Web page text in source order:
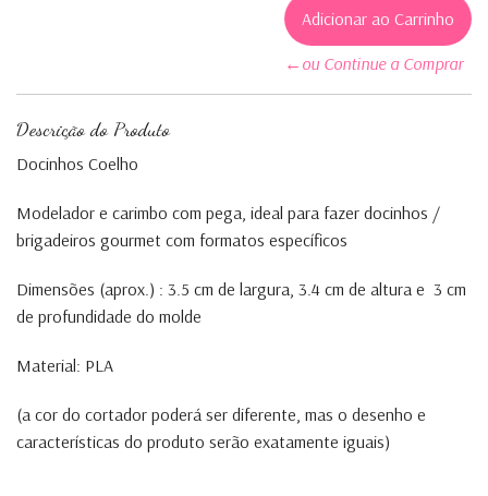
←ou Continue a Comprar
Descrição do Produto
Docinhos Coelho
Modelador e carimbo com pega, ideal para fazer docinhos /
brigadeiros gourmet com formatos específicos
Dimensões (aprox.) : 3.5 cm de largura, 3.4 cm de altura e 3 cm
de profundidade do molde
Material: PLA
(a cor do cortador poderá ser diferente, mas o desenho e
características do produto serão exatamente iguais)